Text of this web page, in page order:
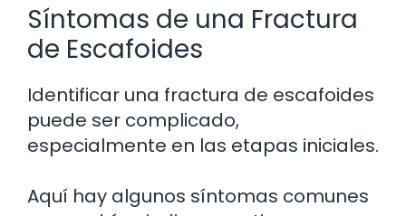
Síntomas de una Fractura
de Escafoides
Identificar una fractura de escafoides
puede ser complicado,
especialmente en las etapas iniciales.
Aquí hay algunos síntomas comunes